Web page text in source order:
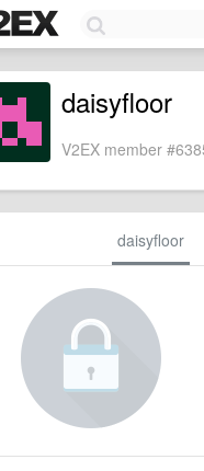
daisyfloor
V2EX member
daisyfloor